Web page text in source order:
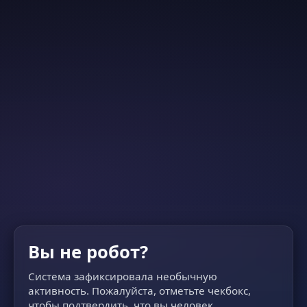
Вы не робот?
Система зафиксировала необычную
активность. Пожалуйста, отметьте чекбокс,